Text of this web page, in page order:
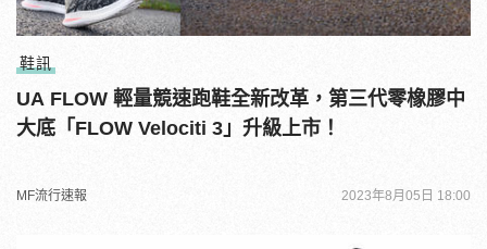
鞋訊
UA FLOW 輕量競速跑鞋全新改革，第三代零橡膠中
大底「FLOW Velociti 3」升級上市！
MF流行速報 2023年8月05日 18:00